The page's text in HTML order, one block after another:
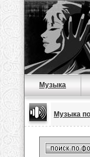
Музыка
Музыка